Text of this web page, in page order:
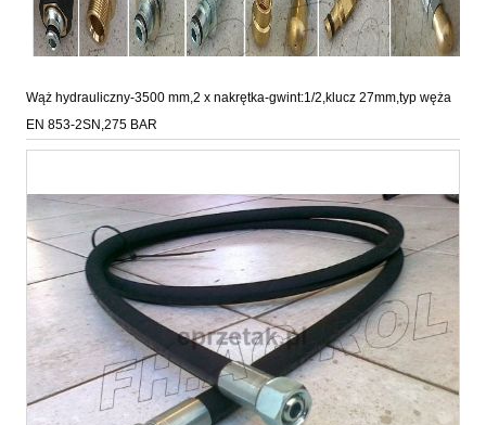
Wąż hydrauliczny-3500 mm,2 x nakrętka-gwint:1/2,klucz 27mm,typ węża
EN 853-2SN,275 BAR